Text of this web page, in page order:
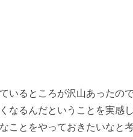
いるところが沢山あったの
なるんだということを実感
ことをやっておきたいなと